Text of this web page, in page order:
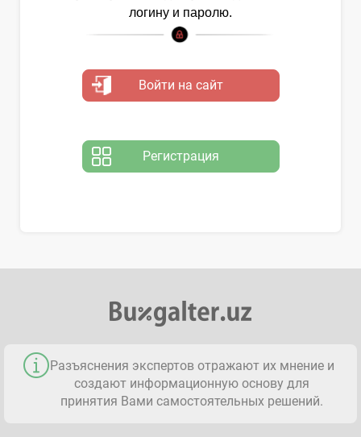
логину и паролю.
Войти на сайт
Регистрация
Разъяснения экспертов отражают их мнение и
создают информационную основу для
принятия Вами самостоятельных решений.